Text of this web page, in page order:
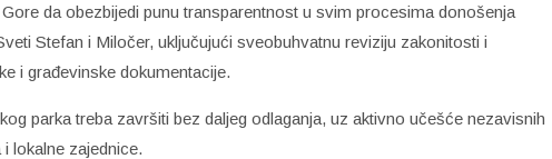
da obezbijedi punu transparentnost u svim procesima donošenja
Stefan i Miločer, uključujući sveobuhvatnu reviziju zakonitosti i
i građevinske dokumentacije.
parka treba završiti bez daljeg odlaganja, uz aktivno učešće nezavisnih
lokalne zajednice.